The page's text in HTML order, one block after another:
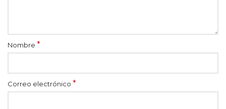
Nombre *
Correo electrónico *